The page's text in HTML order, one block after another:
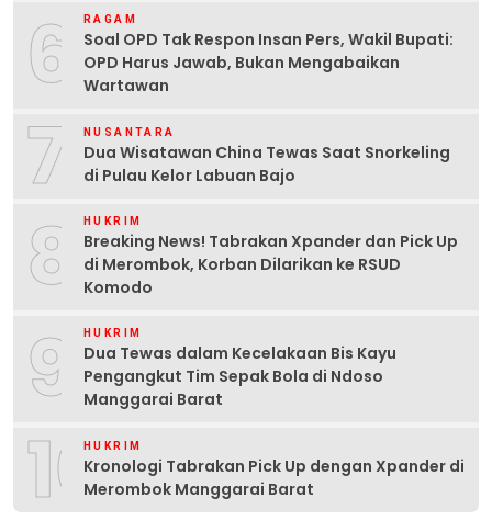
6 RAGAM
Soal OPD Tak Respon Insan Pers, Wakil Bupati:
OPD Harus Jawab, Bukan Mengabaikan
Wartawan
7 NUSANTARA
Dua Wisatawan China Tewas Saat Snorkeling
di Pulau Kelor Labuan Bajo
8 HUKRIM
Breaking News! Tabrakan Xpander dan Pick Up
di Merombok, Korban Dilarikan ke RSUD
Komodo
9 HUKRIM
Dua Tewas dalam Kecelakaan Bis Kayu
Pengangkut Tim Sepak Bola di Ndoso
Manggarai Barat
10HUKRIM
Kronologi Tabrakan Pick Up dengan Xpander di
Merombok Manggarai Barat